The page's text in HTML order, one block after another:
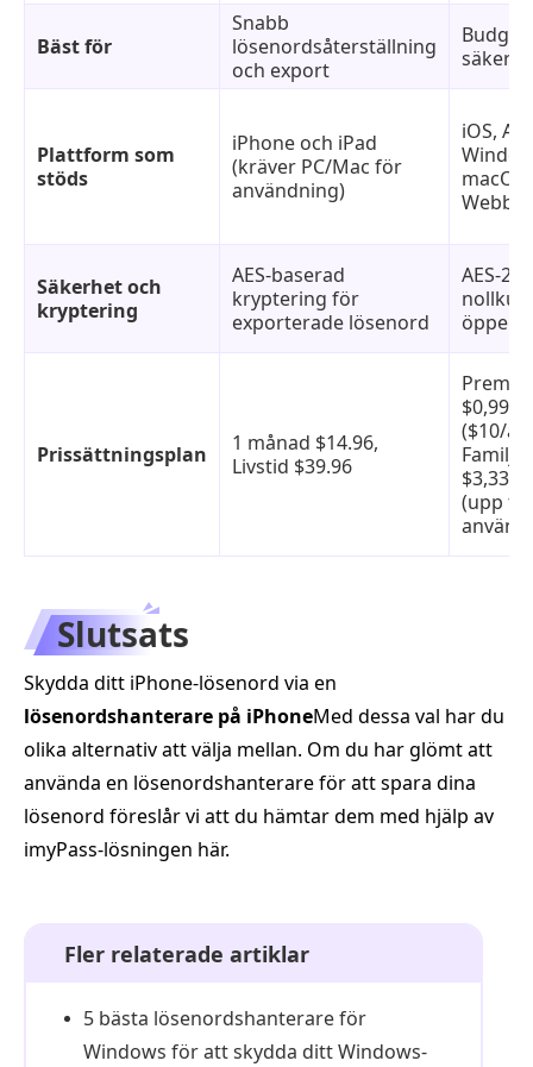
Bäst för
Snabb
lösenordsåterställning
och export
säkert
Plattform som
stöds
iPhone och iPad
(kräver PC/Mac för
användning)
iOS,
Säkerhet och
kryptering
AES-baserad
kryptering för
exporterade lösenord
AES-
öppen
Prissättningsplan
1 månad $14.96,
Livstid $39.96
$0,99/
($10/
Familjer
$3,33/
(upp till
Slutsats
Skydda ditt iPhone-lösenord via en
lösenordshanterare på iPhoneMed dessa val har du
olika alternativ att välja mellan. Om du har glömt att
använda en lösenordshanterare för att spara dina
lösenord föreslår vi att du hämtar dem med hjälp av
imyPass-lösningen här.
Fler relaterade artiklar
5 bästa lösenordshanterare för
Windows för att skydda ditt Windows-